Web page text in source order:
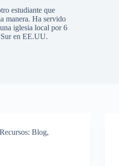
estudiante que
manera. Ha servido
iglesia local por 6
en EE.UU.
Recursos: Blog,